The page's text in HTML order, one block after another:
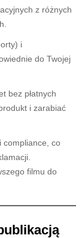
z różnych
i
do Twojej
bez płatnych
i zarabiać
compliance, co
filmu do